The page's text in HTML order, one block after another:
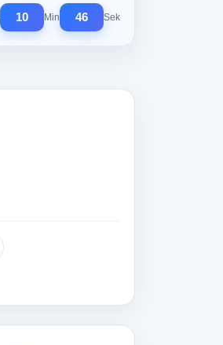
10 Min 45 Sek